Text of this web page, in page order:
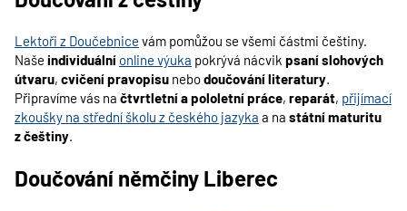
Lektoři z Doučebnice vám pomůžou se všemi částmi češtiny.
Naše individuální online výuka pokrývá nácvik psaní slohových
útvaru, cvičení pravopisu nebodoučování literatury.
Připravíme vás na čtvrtletní a pololetní práce, reparát, přijímací
zkoušky na střední školu z českého jazyka a na státní maturitu
z češtiny.
Doučování němčiny Liberec